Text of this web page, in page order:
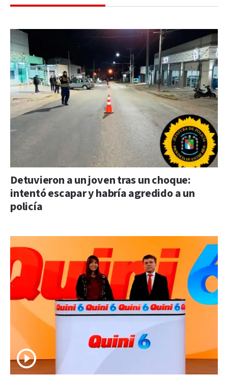
Detuvieron a un joven tras un choque:
intentó escapar y habría agredido a un
policía